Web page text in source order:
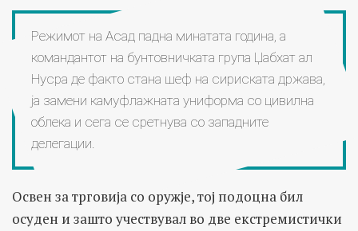
Режимот на Асад падна минатата година, а
командантот на бунтовничката група Џабхат ал
Нусра де факто стана шеф на сириската држава,
ја замени камуфлажната униформа со цивилна
облека и сега се сретнува со западните
делегации.
Освен за трговија со оружје, тој подоцна бил
осуден и зашто учествувал во две екстремистички